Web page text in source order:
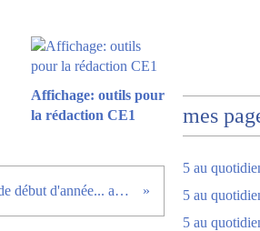
Affichage: outils pour
la rédaction CE1
ma classe: affichages de début d'année... acte 1
mes
5 au
5 au
5 au